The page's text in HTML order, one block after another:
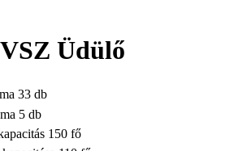
Üdülő
33 db
5 db
150 fő